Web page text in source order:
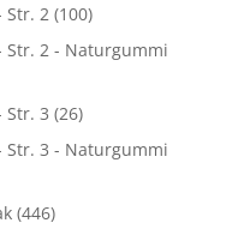
Str. 2 (100)
Str. 2 - Naturgummi
Str. 3 (26)
Str. 3 - Naturgummi
(446)